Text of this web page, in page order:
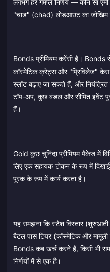
लगभग हर गेमप्ले निर्णय — कौन सा
"चाड" (chad) लोडआउट का जोखिम
Bonds प्रीमियम करेंसी है। Bonds
कॉस्मेटिक क्रेट्स और "प्रिविलेज"
स्लॉट बढ़ाए जा सकते हैं, और
टॉप-अप, कुछ बंडल और सीमित इवेंट
हैं।
Gold कुछ चुनिंदा प्रीमियम पैकेज में
लिए एक सहायक टोकन के रूप में
पूरक के रूप में कार्य करता है।
यह समझना कि स्टैश विस्तार (शुरुआती
बैटल पास टियर (कॉस्मेटिक और
Bonds कब खर्च करने हैं, किसी भी
निर्णयों में से एक है।